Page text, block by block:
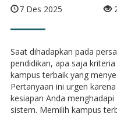
7 Des 2025
Saat dihadapkan pada
pendidikan, apa saja
kampus terbaik yang
Pertanyaan ini urgen
kesiapan Anda
sistem. Memilih kampus